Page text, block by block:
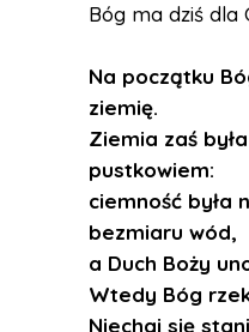
Bóg ma dziś dla
Na początku
ziemię.
Ziemia zaś
pustkowiem:
ciemność była
bezmiaru wód,
a Duch Boży
Wtedy Bóg
Niechaj się